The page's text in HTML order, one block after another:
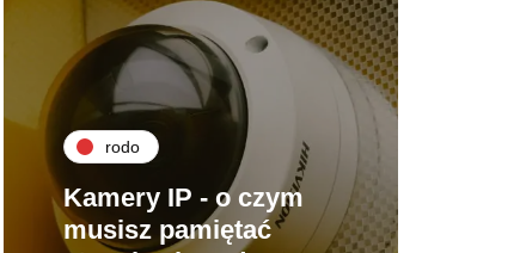
rodo
Kamery IP - o czym
musisz pamiętać